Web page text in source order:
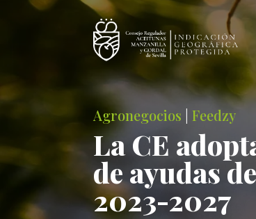
Agronegocios |Feedzy
La CE
de ayudas
2023-2027